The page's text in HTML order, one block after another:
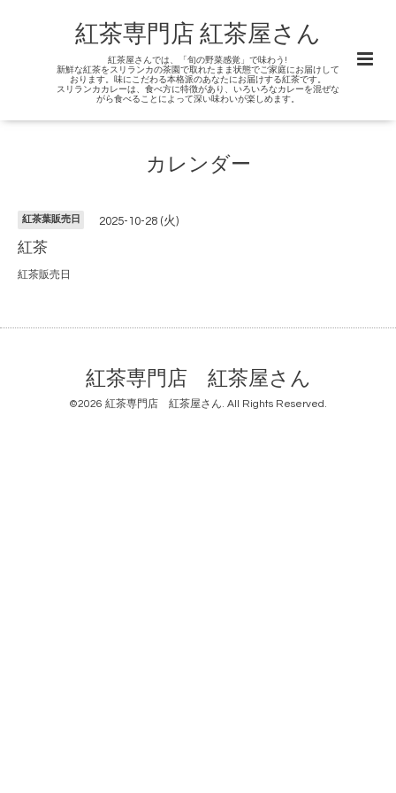
紅茶専門店 紅茶屋さん
紅茶屋さんでは、「旬の野菜感覚」で味わう!
新鮮な紅茶をスリランカの茶園で取れたまま状態でご家庭にお届けして
おります。味にこだわる本格派のあなたにお届けする紅茶です。
スリランカカレーは、食べ方に特徴があり、いろいろなカレーを混ぜな
がら食べることによって深い味わいが楽しめます。
カレンダー
紅茶葉販売日 2025-10-28 (火)
紅茶
紅茶販売日
紅茶専門店 紅茶屋さん
©2026 紅茶専門店 紅茶屋さん. All Rights Reserved.